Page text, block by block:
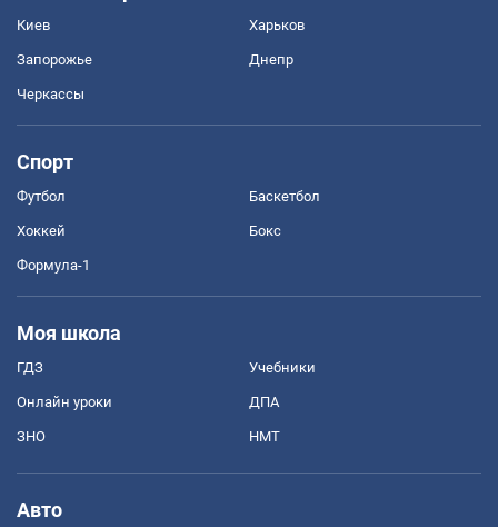
Киев Харьков
Запорожье Днепр
Черкассы
Спорт
Футбол Баскетбол
Хоккей Бокс
Формула-1
Моя школа
ГДЗ Учебники
Онлайн уроки ДПА
ЗНО НМТ
Авто